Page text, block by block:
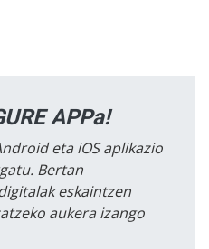
APPa!
eta iOS aplikazio
Bertan
eskaintzen
aukera izango